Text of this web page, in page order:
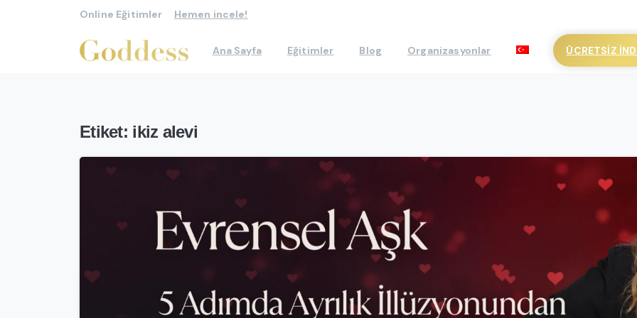
Online Eğitimler Hemen incele!
Ana Sayfa Eğitimler Blog Organizasyonlar ÜCRETSIZ
Etiket: ikiz alevi